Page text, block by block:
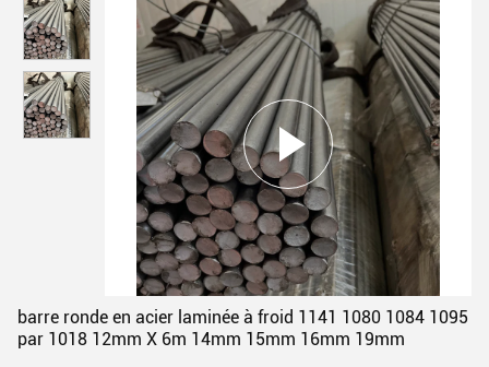
barre ronde en acier laminée à froid 1141 1080 1084 1095
par 1018 12mm X 6m 14mm 15mm 16mm 19mm